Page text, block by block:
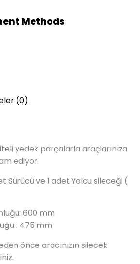
Methods
(0)
yedek parçalarla araçlarınıza
ediyor.
Sürücü ve 1 adet Yolcu sileceği (
600 mm
: 475 mm
önce aracınızın silecek